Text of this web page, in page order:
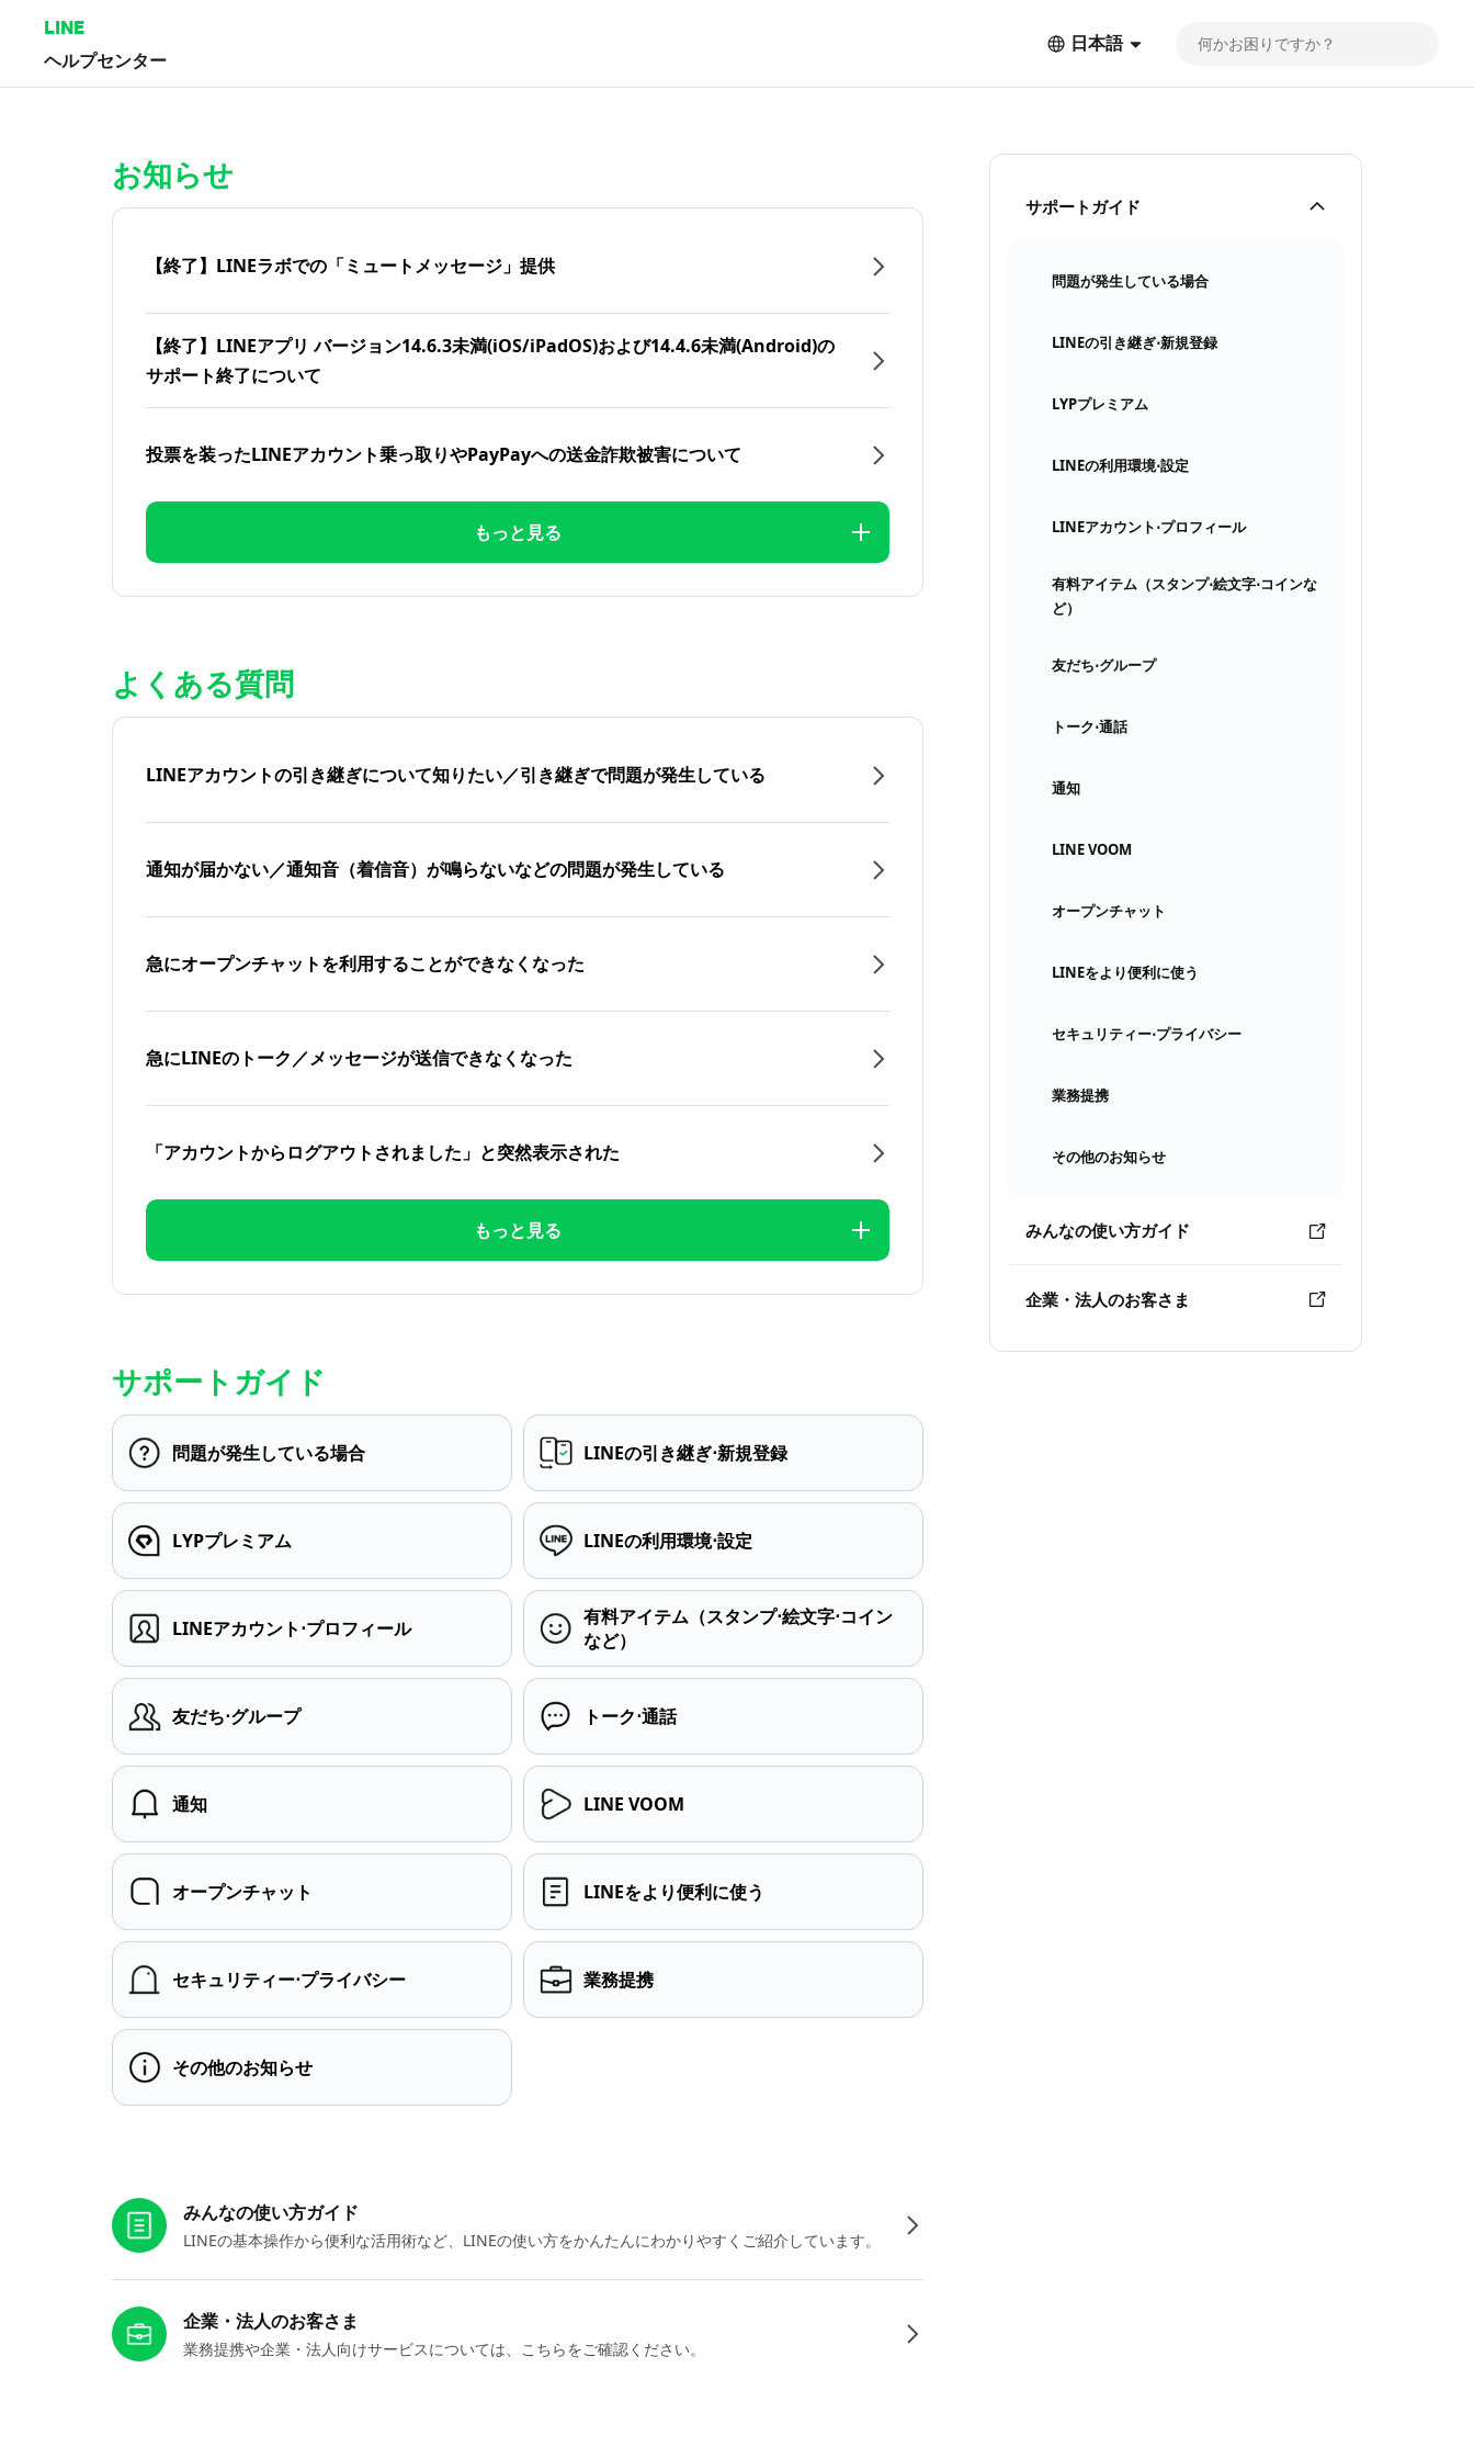
LINE
ヘルプセンター
日本語
サポートガイド
問題が発生している場合
LINEの引き継ぎ⋅新規登録
LYPプレミアム
LINEの利用環境⋅設定
LINEアカウント⋅プロフィール
有料アイテム（スタンプ⋅絵文字⋅コインな
ど）
友だち⋅グループ
トーク⋅通話
通知
LINE VOOM
オープンチャット
LINEをより便利に使う
セキュリティー⋅プライバシー
業務提携
その他のお知らせ
みんなの使い方ガイド
企業・法人のお客さま
お知らせ
【終了】LINEラボでの「ミュートメッセージ」提供
【終了】LINEアプリ バージョン14.6.3未満(iOS/iPadOS)および14.4.6未満(Android)の
サポート終了について
投票を装ったLINEアカウント乗っ取りやPayPayへの送金詐欺被害について
もっと見る
よくある質問
LINEアカウントの引き継ぎについて知りたい／引き継ぎで問題が発生している
通知が届かない／通知音（着信音）が鳴らないなどの問題が発生している
急にオープンチャットを利用することができなくなった
急にLINEのトーク／メッセージが送信できなくなった
「アカウントからログアウトされました」と突然表示された
もっと見る
サポートガイド
問題が発生している場合 LINEの引き継ぎ⋅新規登録
LYPプレミアム LINEの利用環境⋅設定
LINEアカウント⋅プロフィール
有料アイテム（スタンプ⋅絵文字⋅コイン
など）
友だち⋅グループ トーク⋅通話
通知 LINE VOOM
オープンチャット LINEをより便利に使う
セキュリティー⋅プライバシー 業務提携
その他のお知らせ
みんなの使い方ガイド
LINEの基本操作から便利な活用術など、LINEの使い方をかんたんにわかりやすくご紹介しています。
企業・法人のお客さま
業務提携や企業・法人向けサービスについては、こちらをご確認ください。